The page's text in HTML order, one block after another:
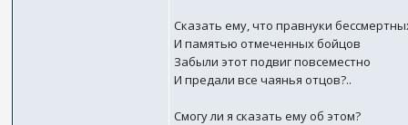
Сказать ему, что правнуки
И памятью отмеченных бойцов
Забыли этот подвиг повсеместно
И предали все чаянья отцов?..
Смогу ли я сказать ему об этом?